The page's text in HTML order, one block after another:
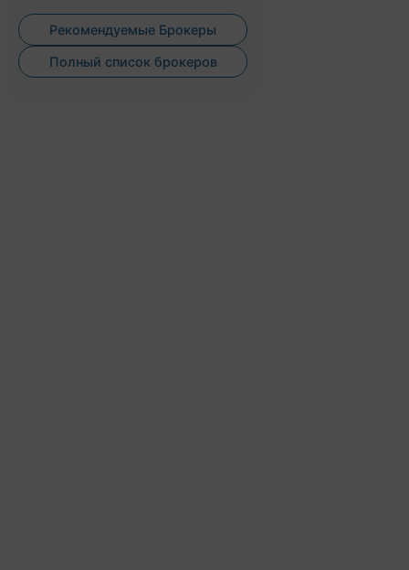
Рекомендуемые Брокеры
Полный список брокеров